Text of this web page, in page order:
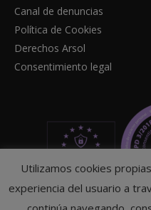
Canal de denuncias
Política de Cookies
Derechos Arsol
Consentimiento legal
Utilizamos cookies
experiencia del usuario a